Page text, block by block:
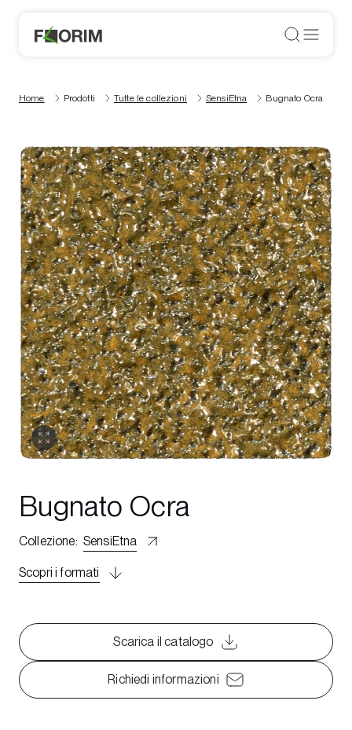
Home Prodotti Tutte le collezioni SensiEtna Bugnato Ocra
Bugnato Ocra
Collezione: SensiEtna
Scopri i formati
Scarica il catalogo
Richiedi informazioni